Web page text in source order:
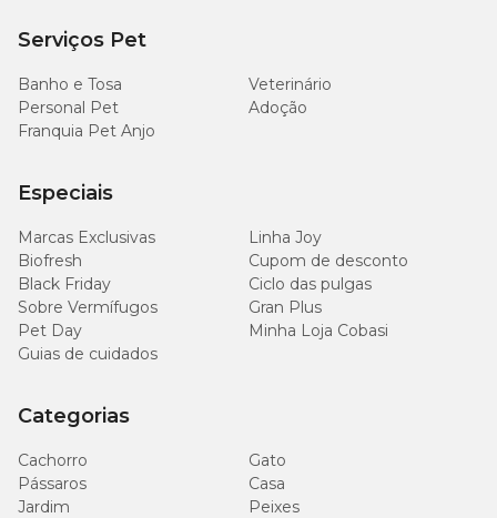
Serviços Pet
Banho e Tosa
Veterinário
Personal Pet
Adoção
Franquia Pet Anjo
Especiais
Marcas Exclusivas
Linha Joy
Biofresh
Cupom de desconto
Black Friday
Ciclo das pulgas
Sobre Vermífugos
Gran Plus
Pet Day
Minha Loja Cobasi
Guias de cuidados
Categorias
Cachorro
Gato
Pássaros
Casa
Jardim
Peixes